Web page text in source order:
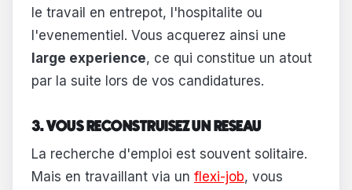
le travail en entrepot, l'hospitalite ou
l'evenementiel. Vous acquerez ainsi une
large experience, ce qui constitue un atout
par la suite lors de vos candidatures.
3. VOUS RECONSTRUISEZ UN RESEAU
La recherche d'emploi est souvent solitaire.
Mais en travaillant via un flexi-job, vous